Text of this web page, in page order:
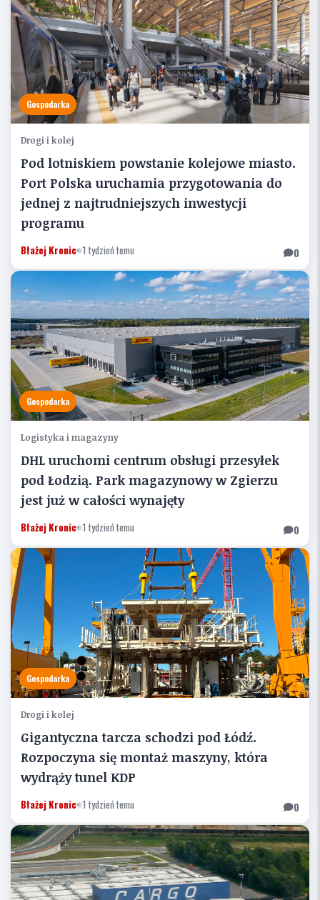
Gospodarka
Drogi i kolej
Pod lotniskiem powstanie kolejowe miasto.
Port Polska uruchamia przygotowania do
jednej z najtrudniejszych inwestycji
programu
Błażej Kronic•1 tydzień temu 0
Gospodarka
Logistyka i magazyny
DHL uruchomi centrum obsługi przesyłek
pod Łodzią. Park magazynowy w Zgierzu
jest już w całości wynajęty
Błażej Kronic•1 tydzień temu 0
Gospodarka
Drogi i kolej
Gigantyczna tarcza schodzi pod Łódź.
Rozpoczyna się montaż maszyny, która
wydrąży tunel KDP
Błażej Kronic•1 tydzień temu 0